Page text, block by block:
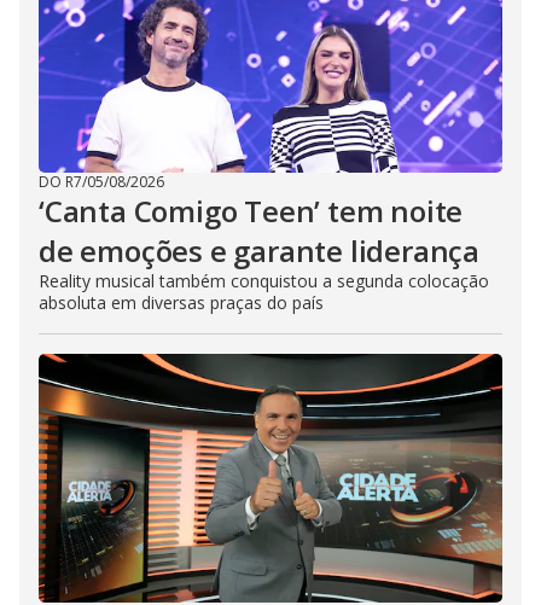
DO R7/05/08/2026
‘Canta Comigo Teen’ tem noite
de emoções e garante liderança
Reality musical também conquistou a segunda colocação
absoluta em diversas praças do país